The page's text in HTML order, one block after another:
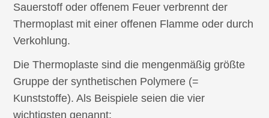
Sauerstoff oder offenem Feuer verbrennt der
Thermoplast mit einer offenen Flamme oder durch
Verkohlung.
Die Thermoplaste sind die mengenmäßig größte
Gruppe der synthetischen Polymere (=
Kunststoffe). Als Beispiele seien die vier
wichtigsten genannt: